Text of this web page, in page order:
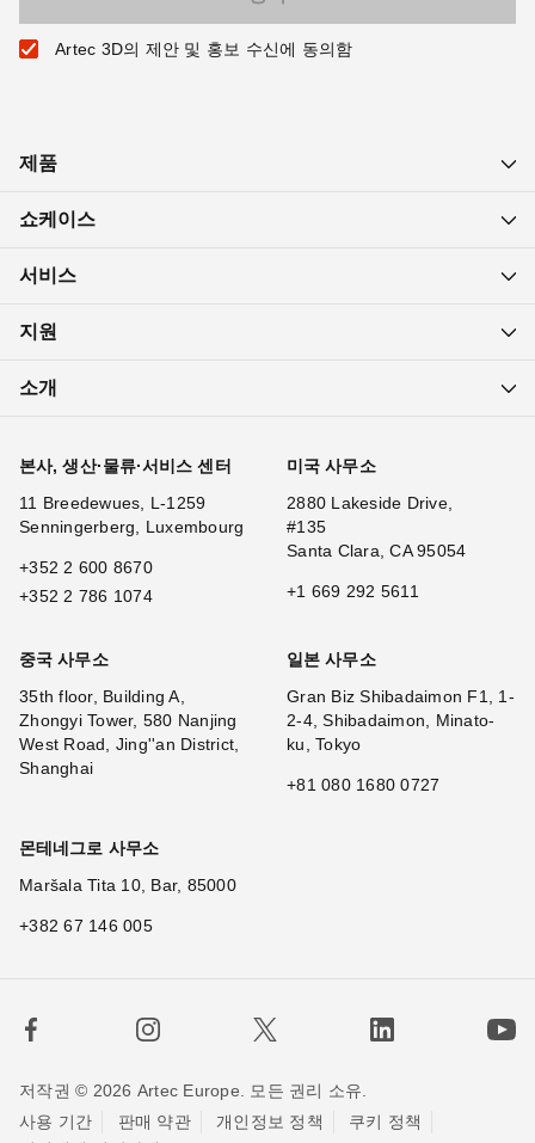
Artec 3D의 제안 및 홍보 수신에 동의함
제품
쇼케이스
서비스
지원
소개
본사, 생산·물류·서비스 센터
11 Breedewues, L-1259
Senningerberg, Luxembourg
+352 2 600 8670
+352 2 786 1074
미국 사무소
2880 Lakeside Drive,
#135
Santa Clara, CA 95054
+1 669 292 5611
중국 사무소
35th floor, Building A,
Zhongyi Tower, 580 Nanjing
West Road, Jing''an District,
Shanghai
일본 사무소
Gran Biz Shibadaimon F1, 1-
2-4, Shibadaimon, Minato-
ku, Tokyo
+81 080 1680 0727
몬테네그로 사무소
Maršala Tita 10, Bar, 85000
+382 67 146 005
저작권 © 2026 Artec Europe. 모든 권리 소유.
사용 기간
판매 약관 개인정보 정책
쿠키 정책